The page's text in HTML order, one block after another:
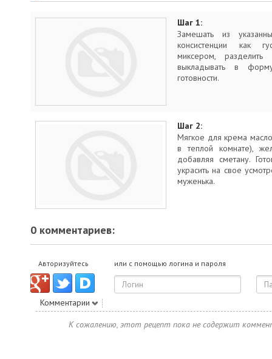
Шаг 1:
Замешать из
консистенции как
миксером,
выкладывать в
готовности.
Шаг 2:
Мягкое для крема
в теплой комнате),
добавляя сметану.
украсить на свое
муженька.
0 комментариев:
Авторизуйтесь или с помощью логина и пароля
Комментарии
К сожалению, этот рецепт пока не содержит